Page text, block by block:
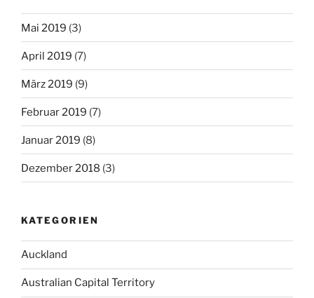
Mai 2019 (3)
April 2019 (7)
März 2019 (9)
Februar 2019 (7)
Januar 2019 (8)
Dezember 2018 (3)
KATEGORIEN
Auckland
Australian Capital Territory